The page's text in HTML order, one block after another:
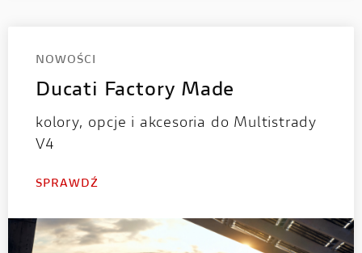
NOWOŚCI
Ducati Factory Made
kolory, opcje i akcesoria do Multistrady
V4
SPRAWDŹ